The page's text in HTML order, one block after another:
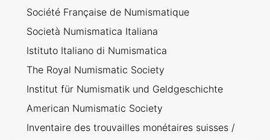
Société Française de Numismatique
Società Numismatica Italiana
Istituto Italiano di Numismatica
The Royal Numismatic Society
Institut für Numismatik und Geldgeschichte
American Numismatic Society
Inventaire des trouvailles monétaires suisses /